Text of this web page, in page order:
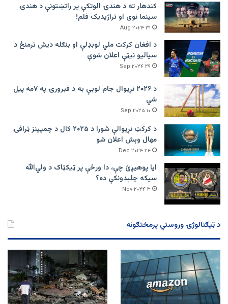
کندهار ته د هندۍ الوتکې پر راتښتونې د هندۍ
سینما نوی او تراژيديک فلم!
۳۱ Aug ۲۰۲۴
د افغان کرکت ملي لوبډلې او بنګله دیش ترمنځ د
سیالیو نیټې اعلان شوې
۲۹ Sep ۲۰۲۴
د ۲۰۲۶ نړیوال جام لوبې به د فبرورۍ په ۷مه پیل
شي
۱۰ Sep ۲۰۲۵
د کرکټ نړیوالې شورا د ۲۰۲۵ کال د چمپینز ټرافۍ
مهال وېش اعلان شو
۲۴ Dec ۲۰۲۴
ایا پوهیږئ چې، دا ورځې پر ټيکټاک د ولي‌الله
سیکه چلېدونکې ده؟
۳ Nov ۲۰۲۴
د ټیګنالوژۍ وروستي پرمختګونه